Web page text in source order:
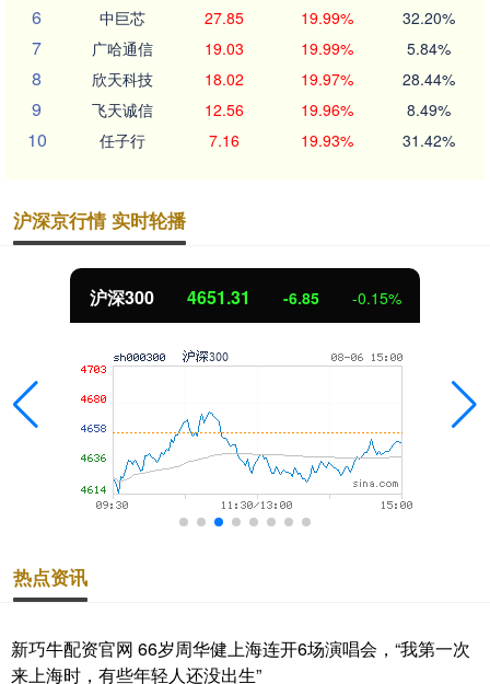
6 中巨芯 27.85 19.99% 32.20%
7 广哈通信 19.03 19.99% 5.84%
8 欣天科技 18.02 19.97% 28.44%
9 飞天诚信 12.56 19.96% 8.49%
10 任子行 7.16 19.93% 31.42%
沪深京行情 实时轮播
沪深300 4651.31 -6.85 -0.15%
热点资讯
新巧牛配资官网 66岁周华健上海连开6场演唱会，“我第一次
来上海时，有些年轻人还没出生”